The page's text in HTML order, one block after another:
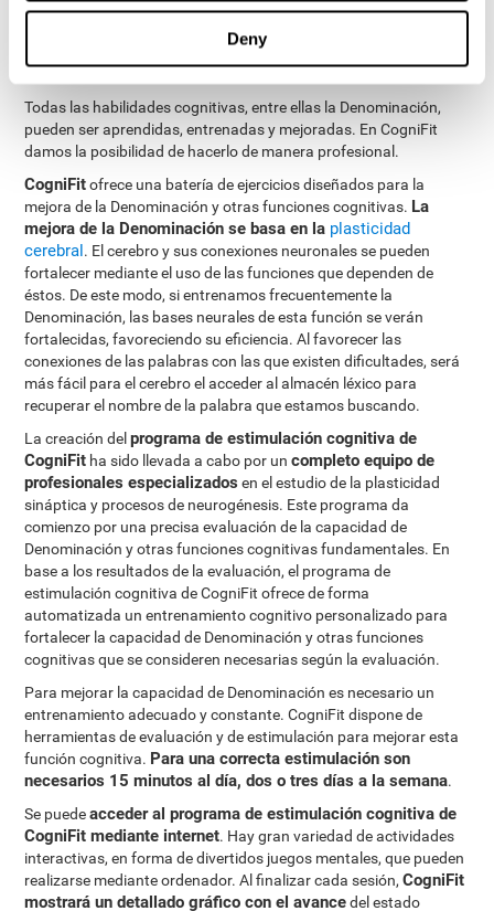
Deny
¿Cómo mejorar la capacidad de
Denominación?
Todas las habilidades cognitivas, entre ellas la Denominación,
pueden ser aprendidas, entrenadas y mejoradas. En CogniFit
damos la posibilidad de hacerlo de manera profesional.
CogniFitofrece una batería de ejercicios diseñados para la
mejora de la Denominación y otras funciones cognitivas. La
mejora de la Denominación se basa en la plasticidad
cerebral. El cerebro y sus conexiones neuronales se pueden
fortalecer mediante el uso de las funciones que dependen de
éstos. De este modo, si entrenamos frecuentemente la
Denominación, las bases neurales de esta función se verán
fortalecidas, favoreciendo su eficiencia. Al favorecer las
conexiones de las palabras con las que existen dificultades, será
más fácil para el cerebro el acceder al almacén léxico para
recuperar el nombre de la palabra que estamos buscando.
La creación delprograma de estimulación cognitiva de
CogniFit ha sido llevada a cabo por uncompleto equipo de
profesionales especializados en el estudio de la plasticidad
sináptica y procesos de neurogénesis. Este programa da
comienzo por una precisa evaluación de la capacidad de
Denominación y otras funciones cognitivas fundamentales. En
base a los resultados de la evaluación, el programa de
estimulación cognitiva de CogniFit ofrece de forma
automatizada un entrenamiento cognitivo personalizado para
fortalecer la capacidad de Denominación y otras funciones
cognitivas que se consideren necesarias según la evaluación.
Para mejorar la capacidad de Denominación es necesario un
entrenamiento adecuado y constante. CogniFit dispone de
herramientas de evaluación y de estimulación para mejorar esta
función cognitiva. Para una correcta estimulación son
necesarios 15 minutos al día, dos o tres días a la semana.
Se puedeacceder al programa de estimulación cognitiva de
CogniFit mediante internet. Hay gran variedad de actividades
interactivas, en forma de divertidos juegos mentales, que pueden
realizarse mediante ordenador. Al finalizar cada sesión,CogniFit
mostrará un detallado gráfico con el avancedel estado